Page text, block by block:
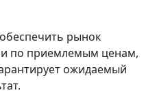
рынок
по приемлемым ценам,
ожидаемый